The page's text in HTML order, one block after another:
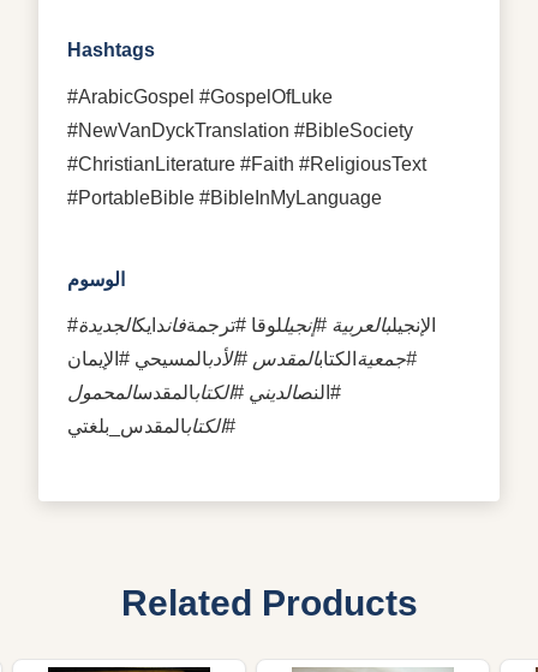
Hashtags
#ArabicGospel #GospelOfLuke
#NewVanDyckTranslation #BibleSociety
#ChristianLiterature #Faith #ReligiousText
#PortableBible #BibleInMyLanguage
الوسوم
#الإنجيلبالعربية #إنجيللوقا #ترجمةفاندايكالجديدة
#جمعية الكتابالمقدس #الأدبالمسيحي #الإيمان
#النصالديني #الكتابالمقدسالمحمول
#الكتابالمقدس_بلغتي
Related Products